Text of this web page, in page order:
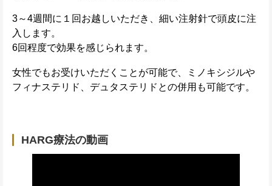
3～4週間に１回お越しいただき、細い注射針で頭皮に注
入します。
6回程度で効果を感じられます。
女性でもお受けいただくことが可能で、ミノキシジルや
フィナステリド、デュタステリドとの併用も可能です。
HARG療法の動画